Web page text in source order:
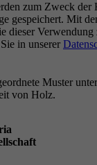
zum Zweck der
gespeichert. Mit
dieser Verwendung
in unserer